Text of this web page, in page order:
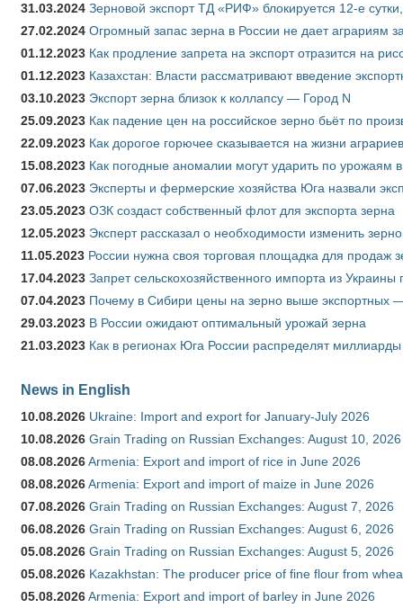
31.03.2024 Зерновой экспорт ТД «РИФ» блокируется 12-е
27.02.2024 Огромный запас зерна в России не дает аграриям
01.12.2023 Как продление запрета на экспорт отразится на
01.12.2023 Казахстан: Власти рассматривают введение
03.10.2023 Экспорт зерна близок к коллапсу — Город N
25.09.2023 Как падение цен на российское зерно бьёт по
22.09.2023 Как дорогое горючее сказывается на жизни аграриев
15.08.2023 Как погодные аномалии могут ударить по урожаям
07.06.2023 Эксперты и фермерские хозяйства Юга назвали
23.05.2023 ОЗК создаст собственный флот для экспорта зерна
12.05.2023 Эксперт рассказал о необходимости изменить
11.05.2023 России нужна своя торговая площадка для продаж
17.04.2023 Запрет сельскохозяйственного импорта из
07.04.2023 Почему в Сибири цены на зерно выше экспортных
29.03.2023 В России ожидают оптимальный урожай зерна
21.03.2023 Как в регионах Юга России распределят
News in English
10.08.2026 Ukraine: Import and export for January-July 2026
10.08.2026 Grain Trading on Russian Exchanges: August 10, 2026
08.08.2026Armenia: Export and import of rice in June 2026
08.08.2026Armenia: Export and import of maize in June 2026
07.08.2026 Grain Trading on Russian Exchanges: August 7, 2026
06.08.2026 Grain Trading on Russian Exchanges: August 6, 2026
05.08.2026 Grain Trading on Russian Exchanges: August 5, 2026
05.08.2026 Kazakhstan: The producer price of fine flour from
05.08.2026Armenia: Export and import of barley in June 2026